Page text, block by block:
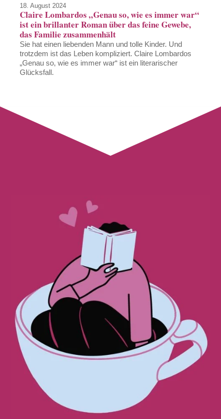
18. August 2024
Claire Lombardos „Genau so, wie es immer war“
ist ein brillanter Roman über das feine Gewebe,
das Familie zusammenhält
Sie hat einen liebenden Mann und tolle Kinder. Und
trotzdem ist das Leben kompliziert. Claire Lombardos
„Genau so, wie es immer war“ ist ein literarischer
Glücksfall.